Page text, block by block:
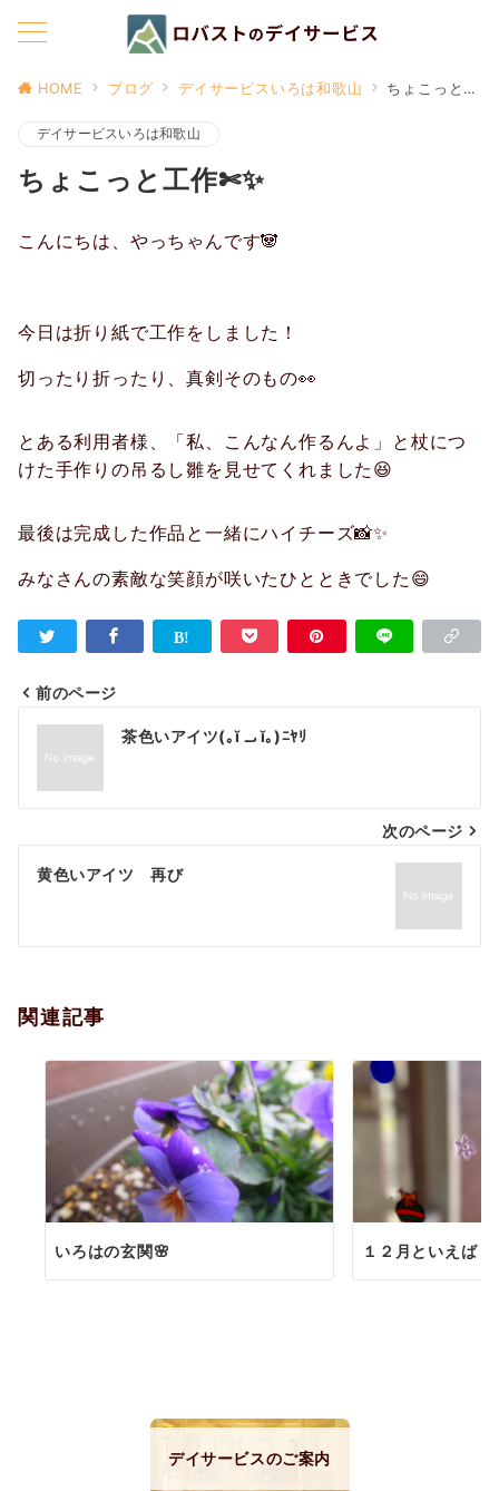
HOME ブログ デイサービスいろは和歌山 ちょこっと工作✄✨
デイサービスいろは和歌山
ちょこっと工作✄✨
こんにちは、やっちゃんです🐼
今日は折り紙で工作をしました！
切ったり折ったり、真剣そのもの👀
とある利用者様、「私、こんなん作るんよ」と杖につ
けた手作りの吊るし雛を見せてくれました😆
最後は完成した作品と一緒にハイチーズ📸✨
みなさんの素敵な笑顔が咲いたひとときでした😄
投
ナ
ビ
ゲ
シ
ン
前のページ
茶色いアイツ(｡ĭ ᎕ ĭ｡)ﾆﾔﾘ
次のページ
黄色いアイツ 再び
関連記事
いろはの玄関🌸 １２月といえば
デイサービスのご案内